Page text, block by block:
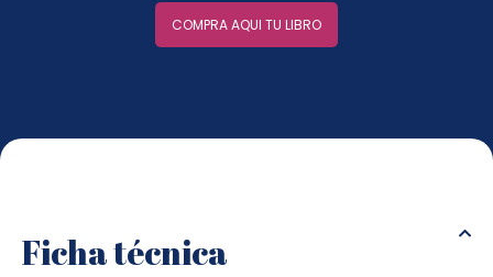
COMPRA AQUI TU LIBRO
Ficha técnica